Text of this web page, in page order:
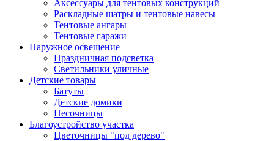
Аксессуары для тентовых конструкций
Раскладные шатры и тентовые навесы
Тентовые ангары
Тентовые гаражи
Наружное освещение
Праздничная подсветка
Светильники уличные
Детские товары
Батуты
Детские домики
Песочницы
Благоустройство участка
Цветочницы "под дерево"